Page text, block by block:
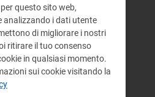
efficienti del servizio di
le tariffe alla luce
Economy
questo sito web,
analizzando i dati utente
di migliorare i nostri
ritirare il tuo consenso
in qualsiasi momento.
sui cookie visitando la